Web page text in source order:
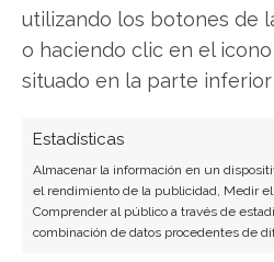
utilizando los botones de
o haciendo clic en el
situado en la parte inferior
Estadísticas
Almacenar la información en un
el rendimiento de la publicidad, Medir
Comprender al público a través de
combinación de datos procedentes de
Ocugen
Compartir este